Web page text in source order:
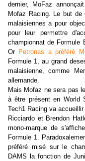
dernier, MoFaz
Mofaz Racing. Le but
malaisiennes a pour
pour leur permettre
championnat de Formule
Or Petronas a préféré
Formule 1, au grand
malaisienne, comme
allemande.
Mais Mofaz ne sera pas
à être présent en World
Tech1 Racing va
Ricciardo et Brendon
mono-marque de
Formule 1.
préféré misé sur le
DAMS la fonction de